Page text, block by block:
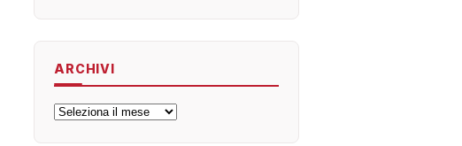
ARCHIVI
Archivi